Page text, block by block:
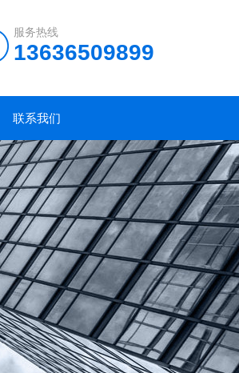
服务热线
13636509899
联系我们